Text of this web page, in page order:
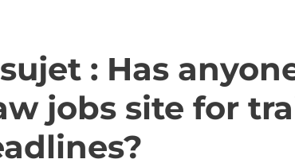
: Has
jobs site for